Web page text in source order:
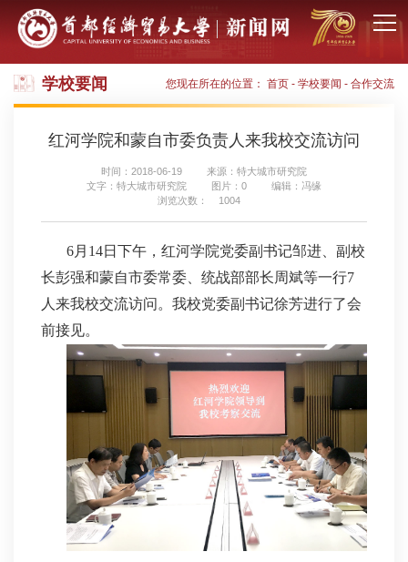
学校要闻 您现在所在的位置： 首页 - 学校要闻 - 合作交流
红河学院和蒙自市委负责人来我校交流访问
时间：2018-06-19
来源：特大城市研究院
文字：特大城市研究院
图片：0
编辑：冯缘
浏览次数：
1004
6月14日下午，红河学院党委副书记邹进、副校
长彭强和蒙自市委常委、统战部部长周斌等一行7
人来我校交流访问。我校党委副书记徐芳进行了会
前接见。